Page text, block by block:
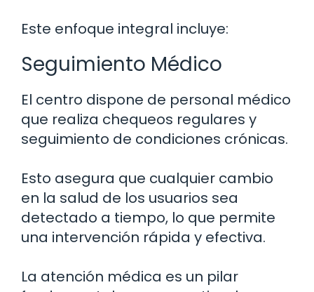
Este enfoque integral incluye:
Seguimiento Médico
El centro dispone de personal médico
que realiza chequeos regulares y
seguimiento de condiciones crónicas.
Esto asegura que cualquier cambio
en la salud de los usuarios sea
detectado a tiempo, lo que permite
una intervención rápida y efectiva.
La atención médica es un pilar